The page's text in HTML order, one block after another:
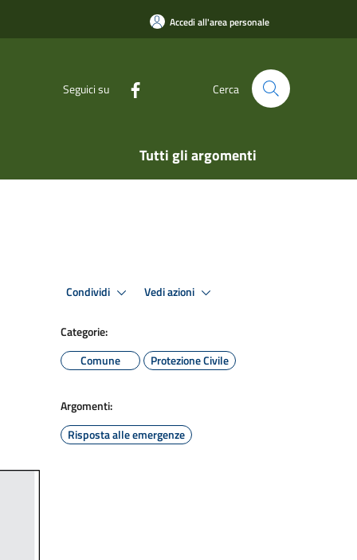
Accedi all'area personale
Seguici su Cerca
Tutti gli argomenti
Condividi Vedi azioni
Categorie:
Comune
Protezione Civile
Argomenti:
Risposta alle emergenze